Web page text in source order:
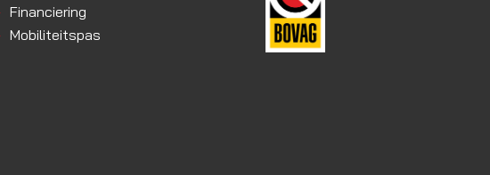
Financiering
Mobiliteitspas